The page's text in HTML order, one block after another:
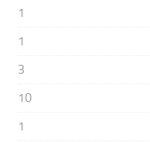
1
1
3
10
1